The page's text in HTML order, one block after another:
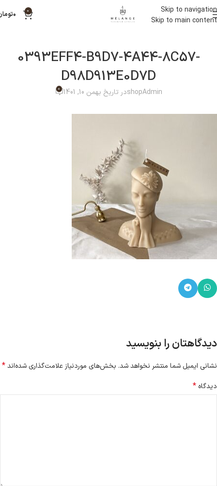
Skip to navigation
Skip to main content
0 ۰
0393EFF4-B9D7-4A44-8C57-
D98D913E0D7D
shopAdminدر تاریخ بهمن 10, 1401 0
دیدگاهتان را بنویسید
نشانی ایمیل شما منتشر نخواهد شد. بخش‌های موردنیاز علامت‌گذاری شده‌اند*
دیدگاه *